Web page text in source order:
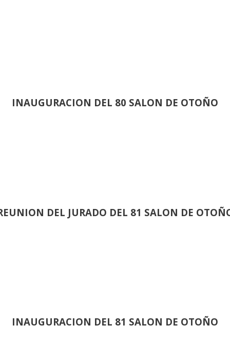
INAUGURACION DEL 80 SALON DE OTOÑO
DEL JURADO DEL 81 SALON DE
INAUGURACION DEL 81 SALON DE OTOÑO